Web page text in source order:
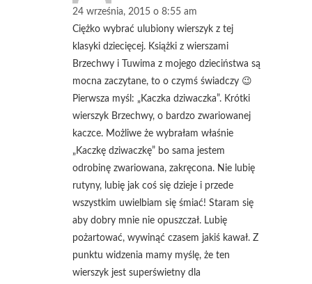
24 września, 2015 o 8:55 am
Ciężko wybrać ulubiony wierszyk z tej
klasyki dziecięcej. Książki z wierszami
Brzechwy i Tuwima z mojego dzieciństwa są
mocna zaczytane, to o czymś świadczy 😉
Pierwsza myśl: „Kaczka dziwaczka”. Krótki
wierszyk Brzechwy, o bardzo zwariowanej
kaczce. Możliwe że wybrałam właśnie
„Kaczkę dziwaczkę” bo sama jestem
odrobinę zwariowana, zakręcona. Nie lubię
rutyny, lubię jak coś się dzieje i przede
wszystkim uwielbiam się śmiać! Staram się
aby dobry mnie nie opuszczał. Lubię
pożartować, wywinąć czasem jakiś kawał. Z
punktu widzenia mamy myślę, że ten
wierszyk jest superświetny dla